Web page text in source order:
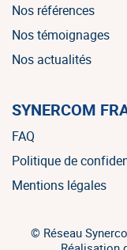
Nos références
Nos témoignages
Nos actualités
SYNERCOM
FAQ
Politique de
Mentions légales
© Réseau